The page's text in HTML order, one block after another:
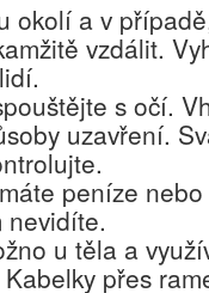
okolí a v
vzdálit.
s očí.
uzavření.
peníze
nevidíte.
u těla a
přes